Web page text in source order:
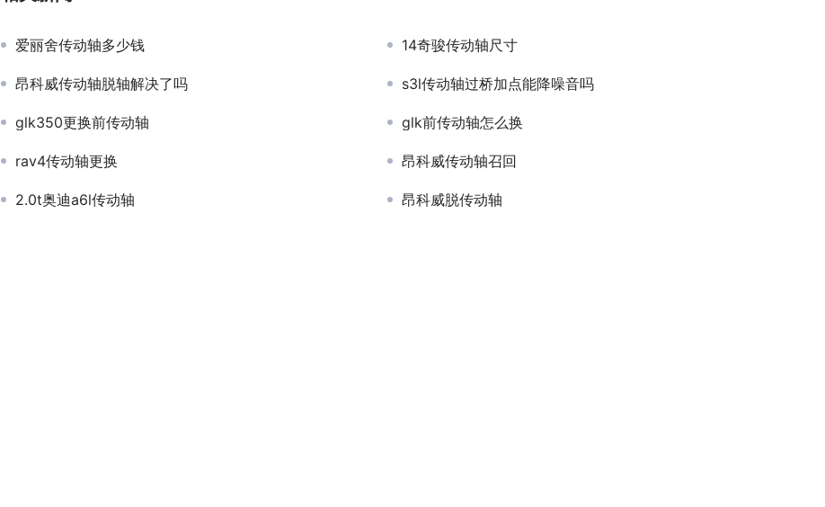
爱丽舍传动轴多少钱 14奇骏传动轴尺寸
昂科威传动轴脱轴解决了吗 s3l传动轴过桥加点能降噪音吗
glk350更换前传动轴 glk前传动轴怎么换
rav4传动轴更换 昂科威传动轴召回
2.0t奥迪a6l传动轴 昂科威脱传动轴